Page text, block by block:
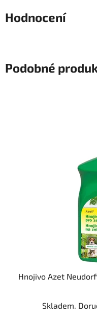
Hodnocení
Podobné
Hnojivo Azet
Skladem.